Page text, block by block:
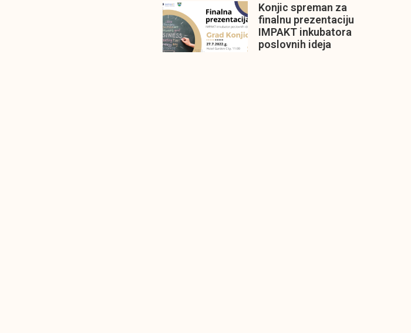
Konjic spreman za
finalnu prezentaciju
IMPAKT inkubatora
poslovnih ideja